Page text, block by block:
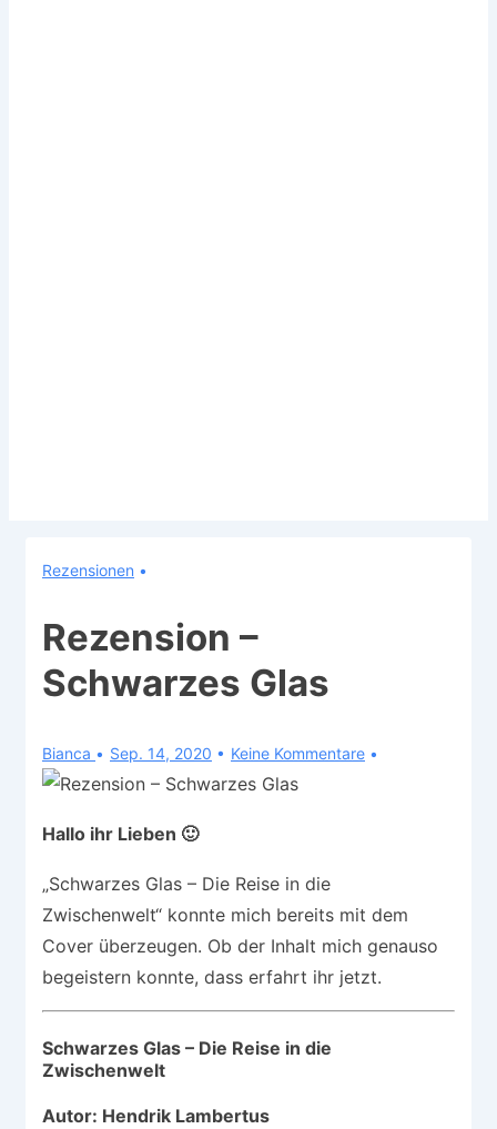
Rezensionen
Rezension –
Schwarzes Glas
Bianca Sep. 14, 2020 Keine Kommentare
Hallo ihr Lieben 🙂
„Schwarzes Glas – Die Reise in die
Zwischenwelt“ konnte mich bereits mit dem
Cover überzeugen. Ob der Inhalt mich genauso
begeistern konnte, dass erfahrt ihr jetzt.
Schwarzes Glas – Die Reise in die
Zwischenwelt
Autor: Hendrik Lambertus